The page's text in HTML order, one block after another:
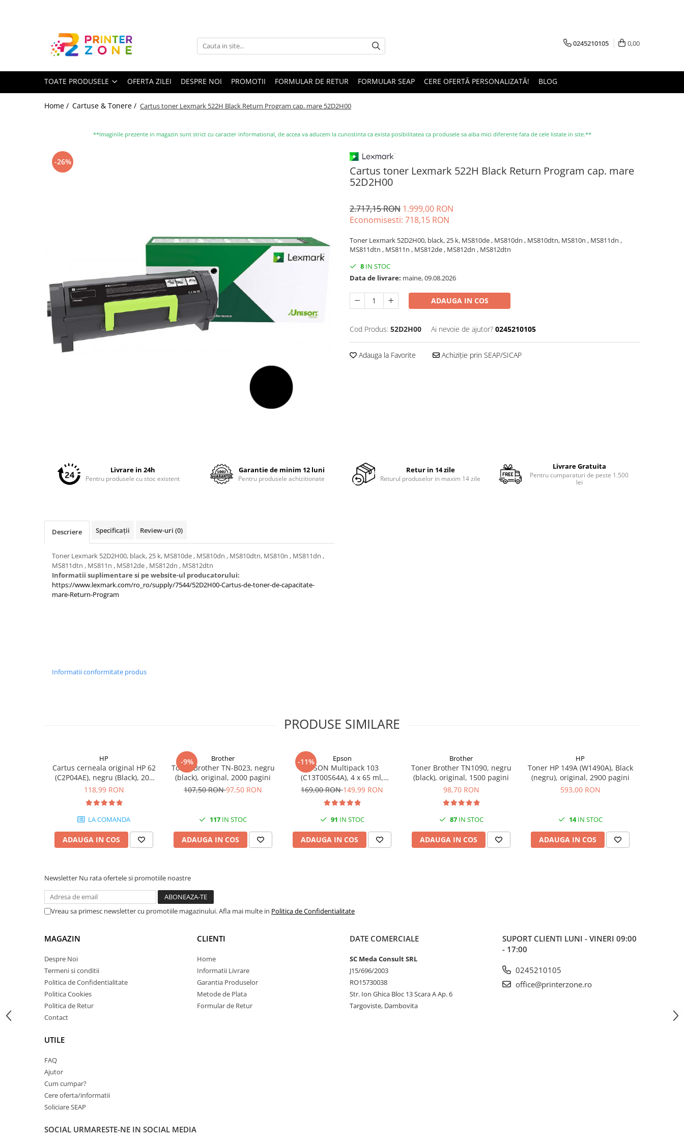
Toate Produsele
Imprimante cu jet
Capete imprimare
Cartuse inkjet si cerneala
Accesorii imprimante 3D
Laptopuri / notebookuri
Ultrabookuri
Laptop-uri 2 in 1
Accesorii laptop
Monitoare LED
Accesorii monitoare
Hard disk-uri interne
Coolere CPU
Pasta termica
Placi video profesionale
SSD-uri externe
Hard disk-uri externe
Adaptoare PCI / PCIe
Periferice PC
0245210105 0,00
TOATE PRODUSELE OFERTA ZILEI DESPRE NOI PROMOTII FORMULAR DE RETUR FORMULAR SEAP CERE OFERTĂ PERSONALIZATĂ! BLOG
Home / Cartuse & Tonere / Cartus toner Lexmark 522H Black Return Program cap. mare 52D2H00
**Imaginile prezente in magazin sunt strict cu caracter informational, de accea va aducem la cunostinta ca exista posibilitatea ca produsele sa aiba mici diferente fata de cele listate in site.**
Cartus toner Lexmark 522H Black Return Program cap. mare
52D2H00
-26%
Facebook
2.717,15 RON 1.999,00 RON
Economisesti: 718,15 RON
Toner Lexmark 52D2H00, black, 25 k, MS810de , MS810dn , MS810dtn, MS810n , MS811dn ,
MS811dtn , MS811n , MS812de , MS812dn , MS812dtn
8 IN STOC
Data de livrare: maine, 09.08.2026
ADAUGA IN COS
Cod Produs: 52D2H00 Ai nevoie de ajutor? 0245210105
Adauga la Favorite Achiziție prin SEAP/SICAP
Livrare in 24h
Pentru produsele cu stoc existent
Garantie de minim 12 luni
Pentru produsele achizitionate
Retur in 14 zile
Returul produselor in maxim 14 zile
Livrare Gratuita
Pentru cumparaturi de peste 1.500
lei
Descriere Specificații Review-uri (0)
Toner Lexmark 52D2H00, black, 25 k, MS810de , MS810dn , MS810dtn, MS810n , MS811dn ,
MS811dtn , MS811n , MS812de , MS812dn , MS812dtn
Informatii suplimentare si pe website-ul producatorului:
https://www.lexmark.com/ro_ro/supply/7544/52D2H00-Cartus-de-toner-de-capacitate-
mare-Return-Program
Informatii conformitate produs
PRODUSE SIMILARE
HP
Cartus cerneala original HP 62
(C2P04AE), negru (Black), 200
pagini
118,99 RON
LA COMANDA
ADAUGA IN COS
-9% Brother
Toner Brother TN-B023, negru
(black), original, 2000 pagini
107,50 RON97,50 RON
117 IN STOC
ADAUGA IN COS
-11% Epson
EPSON Multipack 103
(C13T00S64A), 4 x 65 ml,
Black/Cyan/Magenta/Yellow
169,00 RON149,99 RON
91 IN STOC
ADAUGA IN COS
Brother
Toner Brother TN1090, negru
(black), original, 1500 pagini
98,70 RON
87IN STOC
ADAUGA IN COS
HP
Toner HP 149A (W1490A), Black
(negru), original, 2900 pagini
593,00 RON
14IN STOC
ADAUGA IN COS
Newsletter Nu rata ofertele si promotiile noastre
Vreau sa primesc newsletter cu promotiile magazinului. Afla mai multe in Politica de Confidentialitate
MAGAZIN
Despre Noi
Termeni si conditii
Politica de Confidentialitate
Politica Cookies
Politica de Retur
Contact
UTILE
FAQ
Ajutor
Cum cumpar?
Cere oferta/informatii
Soliciare SEAP
CLIENTI
Home
Informatii Livrare
Garantia Produselor
Metode de Plata
Formular de Retur
DATE COMERCIALE
SC Meda Consult SRL
J15/696/2003
RO15730038
Str. Ion Ghica Bloc 13 Scara A Ap. 6
Targoviste, Dambovita
SUPORT CLIENTI LUNI - VINERI 09:00
- 17:00
0245210105
office@printerzone.ro
SOCIAL URMARESTE-NE IN SOCIAL MEDIA